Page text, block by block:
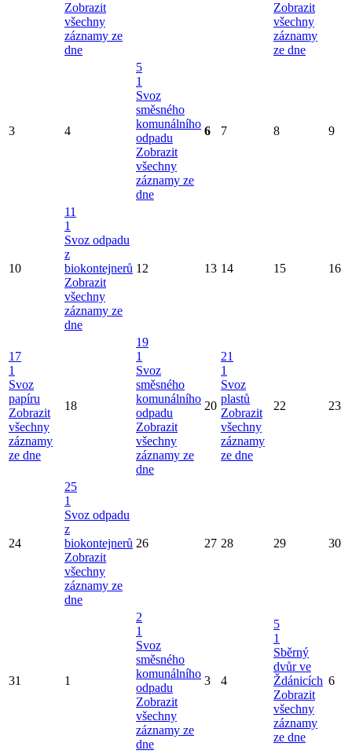
Zobrazit
všechny
záznamy ze
dne
Zobrazit
všechny
záznamy
ze dne
3 4
5
1
Svoz
směsného
komunálního
odpadu
Zobrazit
všechny
záznamy ze
dne
6 7 8 9
10
11
1
Svoz odpadu
z
biokontejnerů
Zobrazit
všechny
záznamy ze
dne
12 13 14 15 16
17
1
Svoz
papíru
Zobrazit
všechny
záznamy
ze dne
18
19
1
Svoz
směsného
komunálního
odpadu
Zobrazit
všechny
záznamy ze
dne
20
21
1
Svoz
plastů
Zobrazit
všechny
záznamy
ze dne
22 23
24
25
1
Svoz odpadu
z
biokontejnerů
Zobrazit
všechny
záznamy ze
dne
26 27 28 29 30
31 1
2
1
Svoz
směsného
komunálního
odpadu
Zobrazit
všechny
záznamy ze
dne
3 4
5
1
Sběrný
dvůr ve
Ždánicích
Zobrazit
všechny
záznamy
ze dne
6